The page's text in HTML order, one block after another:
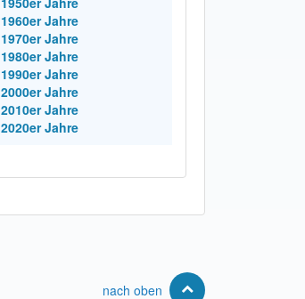
1960er Jahre
1970er Jahre
1980er Jahre
1990er Jahre
2000er Jahre
2010er Jahre
2020er Jahre
nach oben